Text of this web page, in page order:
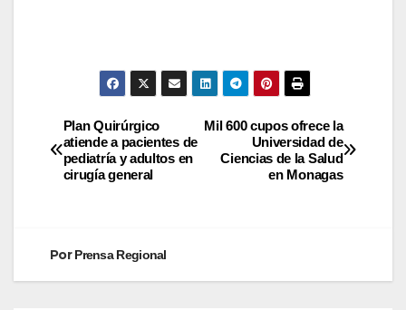
Mil 600 cupos ofrece la
Universidad de
Ciencias de la Salud
en Monagas
Plan Quirúrgico
atiende a pacientes de
pediatría y adultos en
cirugía general
PorPrensa Regional